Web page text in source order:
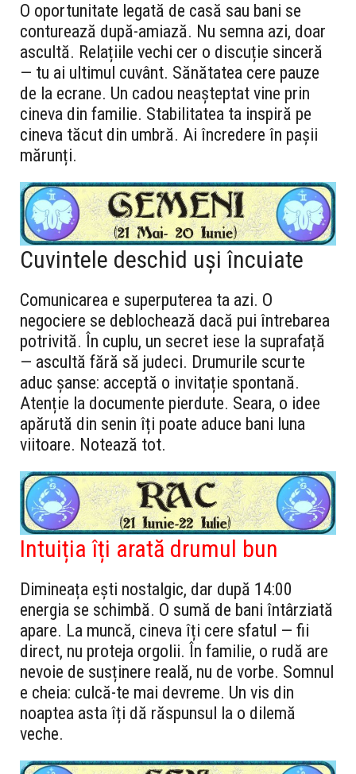
O oportunitate legată de casă sau bani se
conturează după-amiază. Nu semna azi, doar
ascultă. Relațiile vechi cer o discuție sinceră
— tu ai ultimul cuvânt. Sănătatea cere pauze
de la ecrane. Un cadou neașteptat vine prin
cineva din familie. Stabilitatea ta inspiră pe
cineva tăcut din umbră. Ai încredere în pașii
mărunți.
Cuvintele deschid uși încuiate
Comunicarea e superputerea ta azi. O
negociere se deblochează dacă pui întrebarea
potrivită. În cuplu, un secret iese la suprafață
— ascultă fără să judeci. Drumurile scurte
aduc șanse: acceptă o invitație spontană.
Atenție la documente pierdute. Seara, o idee
apărută din senin îți poate aduce bani luna
viitoare. Notează tot.
Intuiția îți arată drumul bun
Dimineața ești nostalgic, dar după 14:00
energia se schimbă. O sumă de bani întârziată
apare. La muncă, cineva îți cere sfatul — fii
direct, nu proteja orgolii. În familie, o rudă are
nevoie de susținere reală, nu de vorbe. Somnul
e cheia: culcă-te mai devreme. Un vis din
noaptea asta îți dă răspunsul la o dilemă
veche.